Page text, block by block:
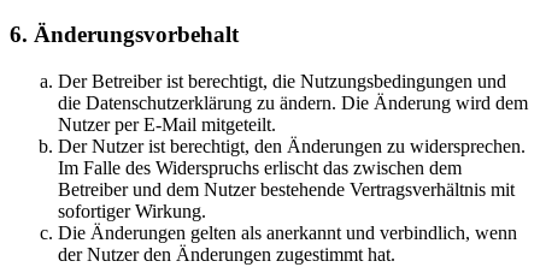
6. Änderungsvorbehalt
Der Betreiber ist berechtigt, die Nutzungsbedingungen und
die Datenschutzerklärung zu ändern. Die Änderung wird dem
Nutzer per E-Mail mitgeteilt.
Der Nutzer ist berechtigt, den Änderungen zu widersprechen.
Im Falle des Widerspruchs erlischt das zwischen dem
Betreiber und dem Nutzer bestehende Vertragsverhältnis mit
sofortiger Wirkung.
Die Änderungen gelten als anerkannt und verbindlich, wenn
der Nutzer den Änderungen zugestimmt hat.